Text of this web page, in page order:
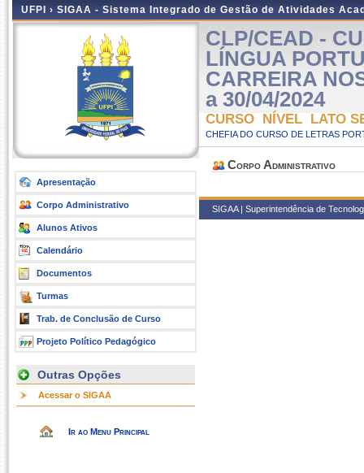
UFPI › SIGAA - Sistema Integrado de Gestão de Atividades
Apresentação
Corpo Administrativo
Alunos Ativos
Calendário
Documentos
Turmas
Trab. de Conclusão de Curso
Projeto Político Pedagógico
Outras Opções
Acessar o SIGAA
Ir ao Menu Principal
CLP/CEAD -
LÍNGUA
CARREIRA
a 30/04/2024
CURSO NÍVEL LATO
CHEFIA DO CURSO DE LETRAS
Corpo Administrativo
SIGAA | Superintendência de